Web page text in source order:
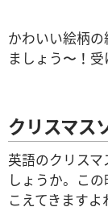
かわいい絵柄
ましょう〜！ 受
クリスマス
英語のクリス
しょうか。こ
こえてきます